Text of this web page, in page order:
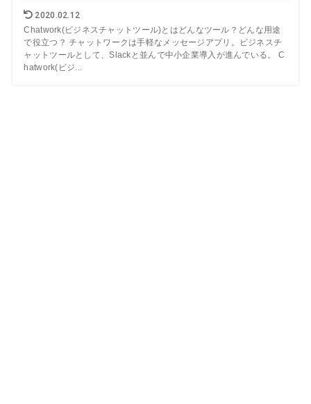
2020.02.12
Chatwork(ビジネスチャットツール)とはどんなツール？どんな用途
で役立つ？ チャットワークは手軽なメッセージアプリ。ビジネスチ
ャットツールとして、Slackと並んで中小企業導入が進んでいる。 C
hatwork(ビジ...